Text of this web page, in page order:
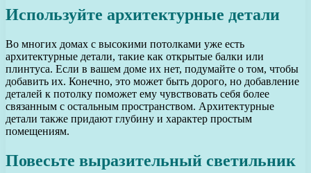
Используйте архитектурные детали
Во многих домах с высокими потолками уже есть
архитектурные детали, такие как открытые балки или
плинтуса. Если в вашем доме их нет, подумайте о том, чтобы
добавить их. Конечно, это может быть дорого, но добавление
деталей к потолку поможет ему чувствовать себя более
связанным с остальным пространством. Архитектурные
детали также придают глубину и характер простым
помещениям.
Повесьте выразительный светильник